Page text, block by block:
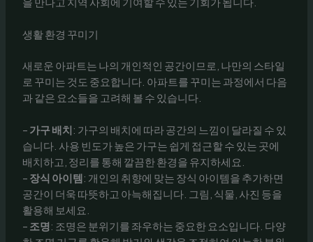
생활 환경 꾸미기
새로운 아파트는 나의 개인적인 공간이므로, 나만의 스타일
로 꾸미는 것도 중요합니다. 아파트를 꾸미는 과정에서 다음
과 같은 요소들을 고려해 볼 수 있습니다.
– 가구 배치 : 가구의 배치에 따라 공간의 느낌이 달라질 수 있
습니다. 사용 빈도가 높은 가구는 쉽게 접근할 수 있는 곳에
배치하고, 정리를 통해 깔끔한 환경을 유지하세요.
– 장식 아이템: 개인의 취향에 맞는 장식 아이템을 추가하면
공간이 더욱 따뜻하고 아늑해집니다. 그림, 식물, 사진 등을
활용해 보세요.
– 조명 : 조명은 분위기를 좌우하는 중요한 요소입니다. 다양